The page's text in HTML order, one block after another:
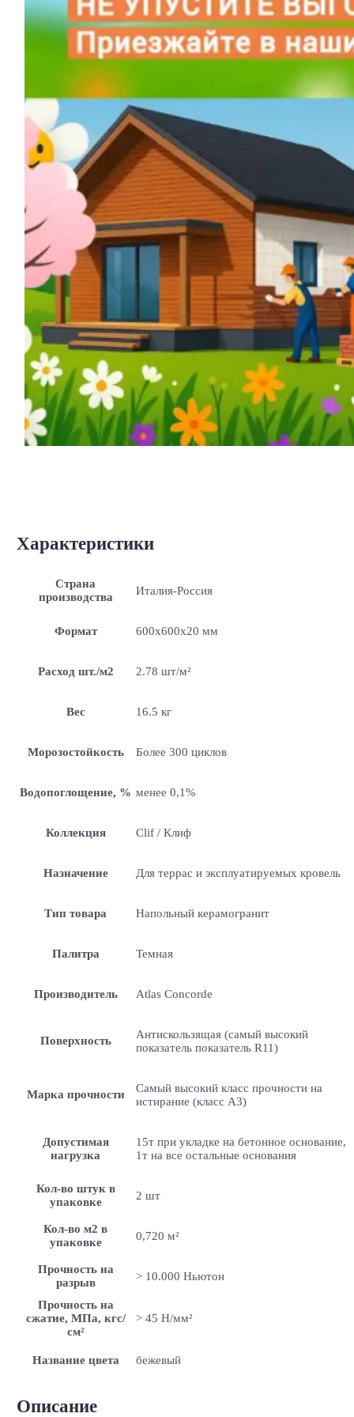
Характеристики
Страна
производства
Италия-Россия
Формат 600x600x20 мм
Расход шт./м2 2.78 шт/м²
Вес 16.5 кг
Морозостойкость Более 300 циклов
Водопоглощение, % менее 0,1%
Коллекция Clif / Клиф
Назначение Для террас и эксплуатируемых кровель
Тип товара Напольный керамогранит
Палитра Темная
Производитель Atlas Concorde
Поверхность
Антискользящая (самый высокий
показатель показатель R11)
Марка прочности
Самый высокий класс прочности на
истирание (класс А3)
Допустимая
нагрузка
15т при укладке на бетонное основание,
1т на все остальные основания
Кол-во штук в
упаковке
2 шт
Кол-во м2 в
упаковке
0,720 м²
Прочность на
разрыв
> 10.000 Ньютон
Прочность на
сжатие, МПа, кгс/
см²
> 45 Н/мм²
Название цвета бежевый
Описание